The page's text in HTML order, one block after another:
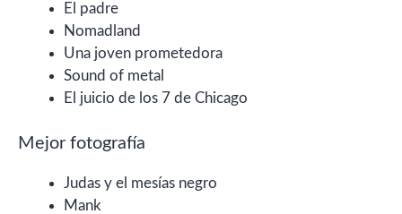
El padre
Nomadland
Una joven prometedora
Sound of metal
El juicio de los 7 de Chicago
Mejor fotografía
Judas y el mesías negro
Mank